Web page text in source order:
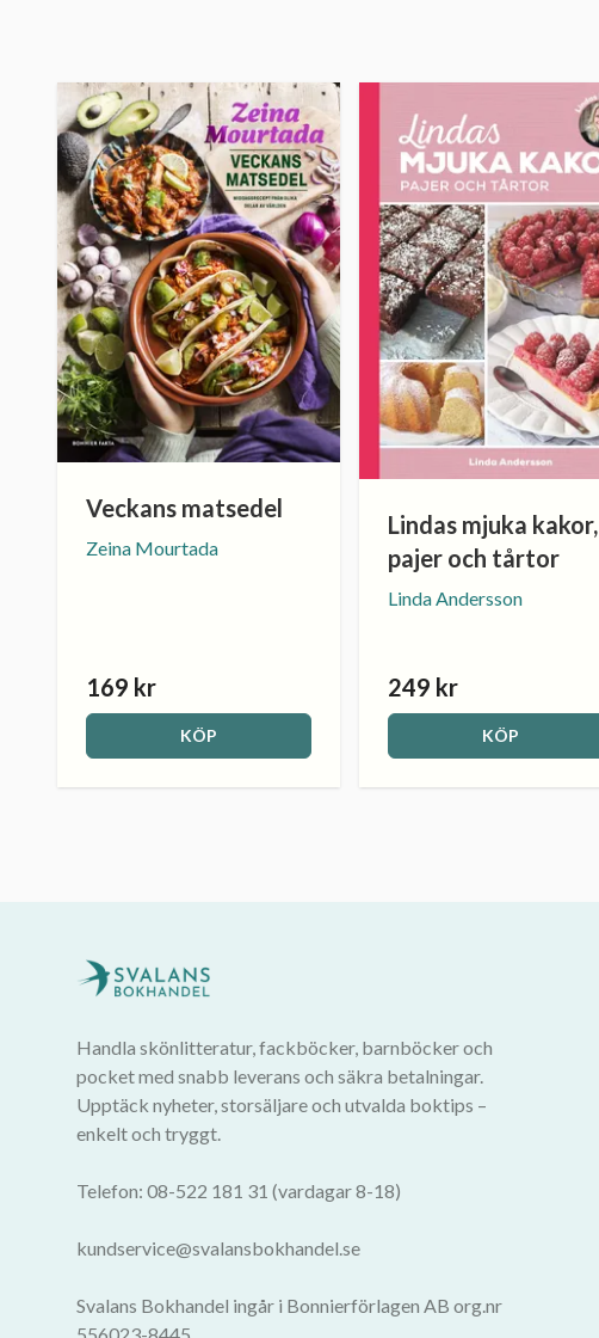
Veckans matsedel
Zeina Mourtada
169 kr
KÖP
Lindas mjuka kakor,
pajer och tårtor
Linda Andersson
249 kr
KÖP
Handla skönlitteratur, fackböcker, barnböcker och
pocket med snabb leverans och säkra betalningar.
Upptäck nyheter, storsäljare och utvalda boktips –
enkelt och tryggt.
Telefon: 08-522 181 31 (vardagar 8-18)
kundservice@svalansbokhandel.se
Svalans Bokhandel ingår i Bonnierförlagen AB org.nr